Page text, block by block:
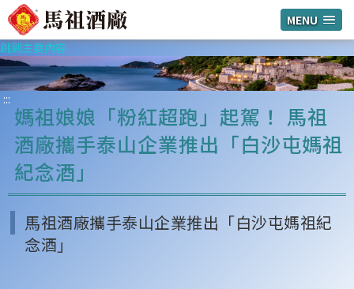
MENU
跳到主要內容
:::
媽祖娘娘「粉紅超跑」起駕！ 馬祖
酒廠攜手泰山企業推出「白沙屯媽祖
紀念酒」
馬祖酒廠攜手泰山企業推出「白沙屯媽祖紀
念酒」